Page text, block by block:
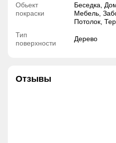
Обьект
покраски
Беседка,
Мебель,
Потолок,
Тип
поверхности
Дерево
Отзывы